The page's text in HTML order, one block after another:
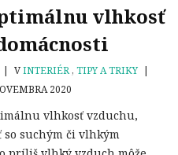
vlhkosť
| VINTERIÉR, TIPY A TRIKY |
2020
vlhkosť vzduchu,
so suchým či vlhkým